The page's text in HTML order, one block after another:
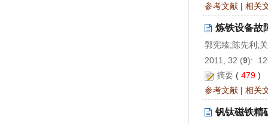
参考文献 | 相关
炼铁设备故
郭宪臻;陈先利;
2011, 32 (9):
摘要 ( 479 )
参考文献 | 相关
钒钛磁铁精